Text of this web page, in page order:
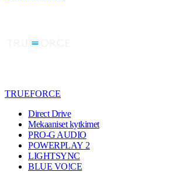
TRUEFORCE
Direct Drive
Mekaaniset kytkimet
PRO-G AUDIO
POWERPLAY 2
LIGHTSYNC
BLUE VO!CE